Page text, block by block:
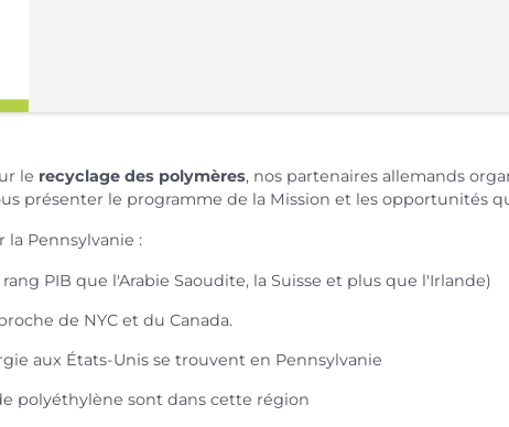
le recyclage des polymères, nos partenaires allemands
présenter le programme de la Mission et les opportunités
Pennsylvanie :
PIB que l'Arabie Saoudite, la Suisse et plus que l'Irlande)
de NYC et du Canada.
aux États-Unis se trouvent en Pennsylvanie
polyéthylène sont dans cette région